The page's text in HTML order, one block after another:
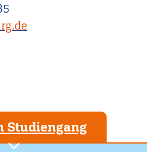
Studiengang